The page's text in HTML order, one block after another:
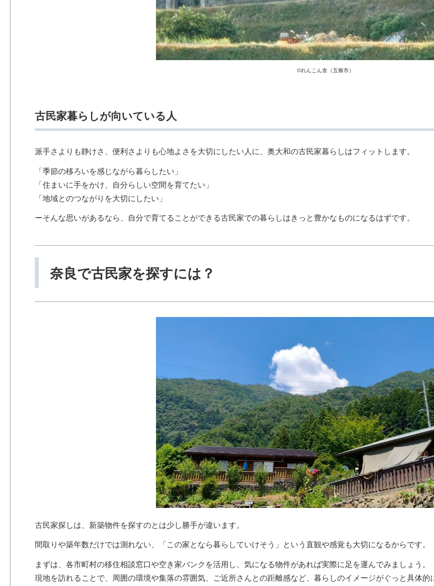
©︎れんこん舎（五條市）
古民家暮らしが向いている人
派手さよりも静けさ、便利さよりも心地よさを大切にしたい人に、奥大和の古民家暮らしはフィットします。
「季節の移ろいを感じながら暮らしたい」
「住まいに手をかけ、自分らしい空間を育てたい」
「地域とのつながりを大切にしたい」
ーそんな思いがあるなら、自分で育てることができる古民家での暮らしはきっと豊かなものになるはずです。
奈良で古民家を探すには？
古民家探しは、新築物件を探すのとは少し勝手が違います。
間取りや築年数だけでは測れない、「この家となら暮らしていけそう」という直観や感覚も大切になるからです。
まずは、各市町村の移住相談窓口や空き家バンクを活用し、気になる物件があれば実際に足を運んでみましょう。
現地を訪れることで、周囲の環境や集落の雰囲気、ご近所さんとの距離感など、暮らしのイメージがぐっと具体的